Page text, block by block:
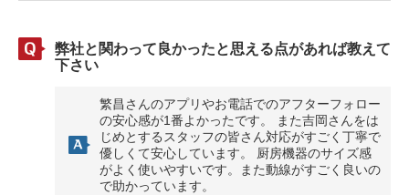
弊社と関わって良かったと思える点があれば教えて
下さい
繁昌さんのアプリやお電話でのアフターフォロー
の安心感が1番よかったです。 また吉岡さんをは
じめとするスタッフの皆さん対応がすごく丁寧で
優しくて安心しています。 厨房機器のサイズ感
がよく使いやすいです。また動線がすごく良いの
で助かっています。